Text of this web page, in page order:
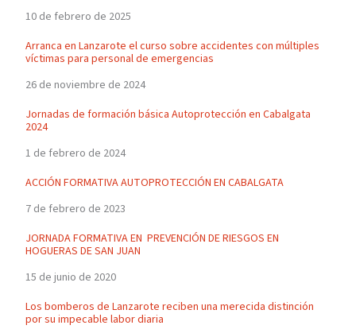
10 de febrero de 2025
Arranca en Lanzarote el curso sobre accidentes con múltiples
víctimas para personal de emergencias
26 de noviembre de 2024
Jornadas de formación básica Autoprotección en Cabalgata
2024
1 de febrero de 2024
ACCIÓN FORMATIVA AUTOPROTECCIÓN EN CABALGATA
7 de febrero de 2023
JORNADA FORMATIVA EN PREVENCIÓN DE RIESGOS EN
HOGUERAS DE SAN JUAN
15 de junio de 2020
Los bomberos de Lanzarote reciben una merecida distinción
por su impecable labor diaria